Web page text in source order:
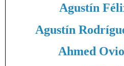
Agustín
Agustín
Ahmed